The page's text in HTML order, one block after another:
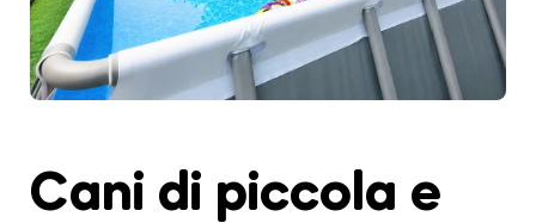
Cani di piccola e